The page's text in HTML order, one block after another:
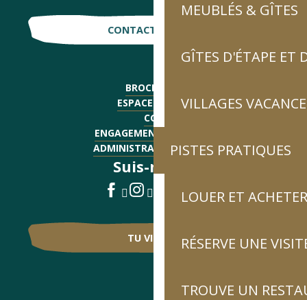
MEUBLÉS & GÎTES
GÎTES D'ÉTAPE ET
VILLAGES
PISTES PRATIQUES
LOUER ET
RÉSERVE UNE
TROUVE UN
CONTACTE-NOUS !
BROCHURES
ESPACE PRESSE
CGV
ENGAGEMENTS QUALITÉ
ADMINISTRATIF - EMPLOI
Suis-nous !
TU VIENS ?